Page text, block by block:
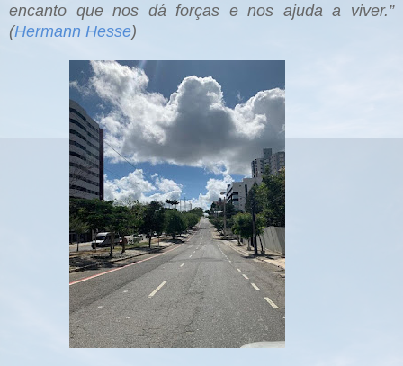
encanto que nos dá forças e nos ajuda a viver.”
(Hermann Hesse)